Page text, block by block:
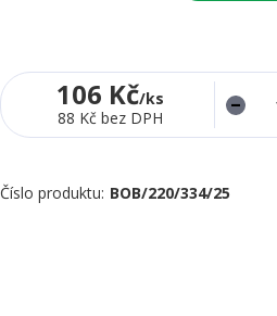
106 Kč/ks
88 Kč bez DPH
Číslo produktu: BOB/220/334/25